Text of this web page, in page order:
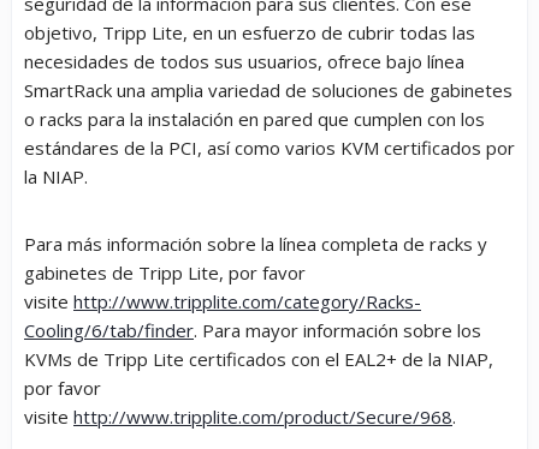
objetivo, Tripp Lite, en un esfuerzo de cubrir todas las
necesidades de todos sus usuarios, ofrece bajo línea
SmartRack una amplia variedad de soluciones de gabinetes
o racks para la instalación en pared que cumplen con los
estándares de la PCI, así como varios KVM certificados por
la NIAP.
Para más información sobre la línea completa de racks y
gabinetes de Tripp Lite, por favor
visite http://www.tripplite.com/category/Racks-
Cooling/6/tab/finder. Para mayor información sobre los
KVMs de Tripp Lite certificados con el EAL2+ de la NIAP,
por favor
visite http://www.tripplite.com/product/Secure/968.